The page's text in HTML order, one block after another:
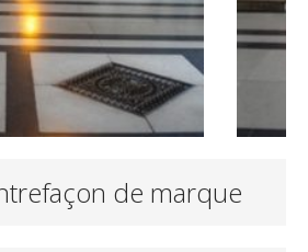
de marque